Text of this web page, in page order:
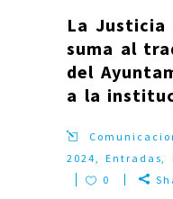
La Justicia
suma al
del
a la
2024,Entradas,
0